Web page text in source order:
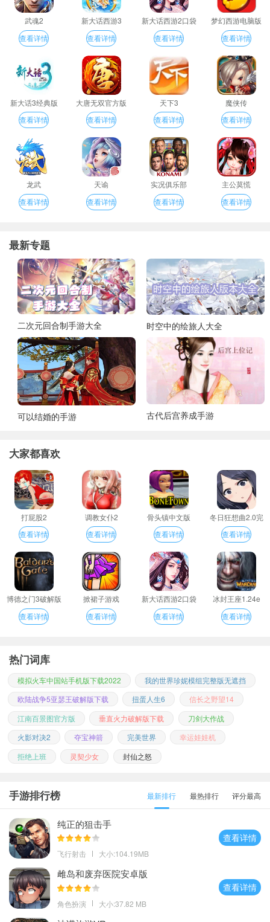
武魂2
查看详情
新大话西游3
查看详情
新大话西游2口袋
版
查看详情
梦幻西游电脑版
查看详情
新大话3经典版
查看详情
大唐无双官方版
查看详情
天下3
查看详情
魔侠传
查看详情
龙武
查看详情
天谕
查看详情
实况俱乐部
查看详情
主公莫慌
查看详情
最新专题
二次元回合制手游大全 时空中的绘旅人大全
可以结婚的手游 古代后宫养成手游
大家都喜欢
打屁股2
查看详情
调教女仆2
查看详情
骨头镇中文版
查看详情
冬日狂想曲2.0完
整汉化版
查看详情
博德之门3破解版
查看详情
掀裙子游戏
查看详情
新大话西游2口袋
版
查看详情
冰封王座1.24e
查看详情
热门词库
模拟火车中国站手机版下载2022
我的世界珍妮模组完整版无遮挡
欧陆战争5亚瑟王破解版下载
扭蛋人生6
信长之野望14
江南百景图官方版
垂直火力破解版下载
刀剑大作战
火影对决2
夺宝神箭 完美世界
幸运娃娃机
拒绝上班
灵契少女 封仙之怒
手游排行榜 最新排行 最热排行 评分最高
纯正的狙击手
飞行射击 大小:104.19MB
查看详情
雌岛和废弃医院安卓版
角色扮演 大小:37.82 MB
查看详情